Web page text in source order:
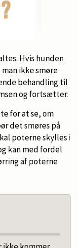
Hvis hunden
ikke smøre
behandling til
og fortsætter:
for at se, om
det smøres på
poterne skylles i
kan med fordel
af poterne